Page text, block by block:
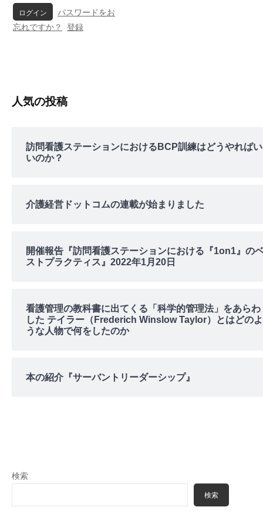
パスワードをお
忘れですか？
登録
人気の投稿
訪問看護ステーションにおけるBCP訓練はどうやればい
いのか？
介護経営ドットコムの連載が始まりました
開催報告『訪問看護ステーションにおける『1on1』の
ストプラクティス』2022年1月20日
看護管理の教科書に出てくる「科学的管理法」をあらわ
した テイラー（Frederich Winslow Taylor）とはどのよ
うな人物で何をしたのか
本の紹介『サーバントリーダーシップ』
検索
検索